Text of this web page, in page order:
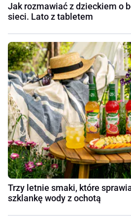
Jak rozmawiać z dzieckiem o
sieci. Lato z tabletem
Trzy letnie smaki, które
szklankę wody z ochotą